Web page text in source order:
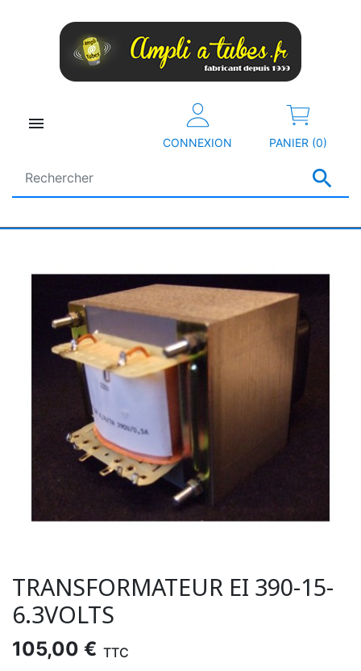


CONNEXION PANIER (0)
TRANSFORMATEUR EI 390-15-
6.3VOLTS
105,00 € TTC